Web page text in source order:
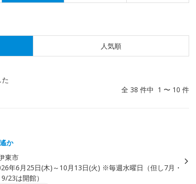
人気順
全 38 件中 1 〜 10 件
か
東市
年6月25日(木)～10月13日(火) ※毎週水曜日（但し7月・
23は開館）